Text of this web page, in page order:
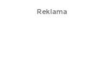
Reklama